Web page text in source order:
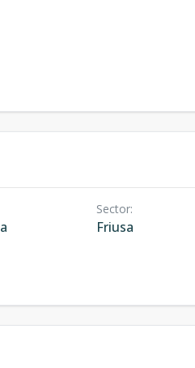
Sector:
Friusa